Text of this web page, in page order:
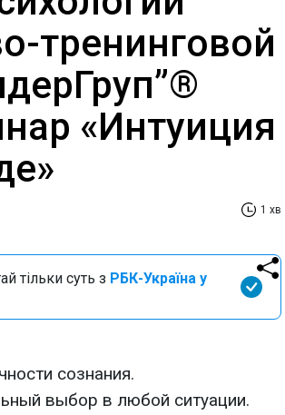
тренинговой
«Интуиция
1 хв
тільки суть з РБК-Україна у
сознания.
выбор в любой ситуации.